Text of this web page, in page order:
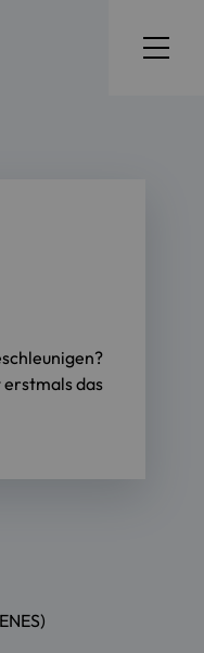
erstmals das